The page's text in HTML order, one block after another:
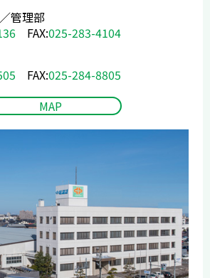
管理部
FAX:025-283-4104
FAX:025-284-8805
MAP